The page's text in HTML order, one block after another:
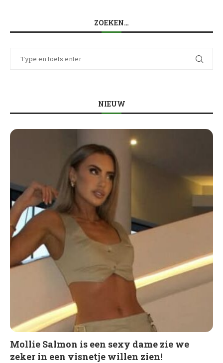
ZOEKEN…
NIEUW
Mollie Salmon is een sexy dame zie we
zeker in een visnetje willen zien!